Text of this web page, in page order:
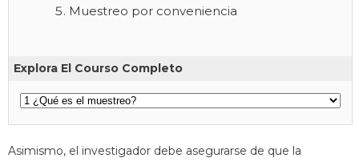
Muestreo por conveniencia
Explora El Courso Completo
Asimismo, el investigador debe asegurarse de que la